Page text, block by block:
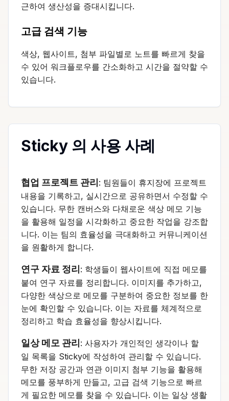
근하여 생산성을 증대시킵니다.
고급 검색 기능
색상, 웹사이트, 첨부 파일별로 노트를 빠르게 찾을
수 있어 워크플로우를 간소화하고 시간을 절약할 수
있습니다.
Sticky 의 사용 사례
협업 프로젝트 관리 : 팀원들이 휴지장에 프로젝트
내용을 기록하고, 실시간으로 공유하면서 수정할 수
있습니다. 무한 캔버스와 다채로운 색상 메모 기능
을 활용해 일정을 시각화하고 중요한 작업을 강조합
니다. 이는 팀의 효율성을 극대화하고 커뮤니케이션
을 원활하게 합니다.
연구 자료 정리 : 학생들이 웹사이트에 직접 메모를
붙여 연구 자료를 정리합니다. 이미지를 추가하고,
다양한 색상으로 메모를 구분하여 중요한 정보를 한
눈에 확인할 수 있습니다. 이는 자료를 체계적으로
정리하고 학습 효율성을 향상시킵니다.
일상 메모 관리 : 사용자가 개인적인 생각이나 할
일 목록을 Sticky에 작성하여 관리할 수 있습니다.
무한 저장 공간과 연관 이미지 첨부 기능을 활용해
메모를 풍부하게 만들고, 고급 검색 기능으로 빠르
게 필요한 메모를 찾을 수 있습니다. 이는 일상 생활